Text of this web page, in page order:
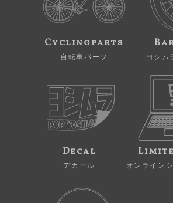
Cyclingparts
自転車パーツ ヨシム
Decal
デカール オンライン